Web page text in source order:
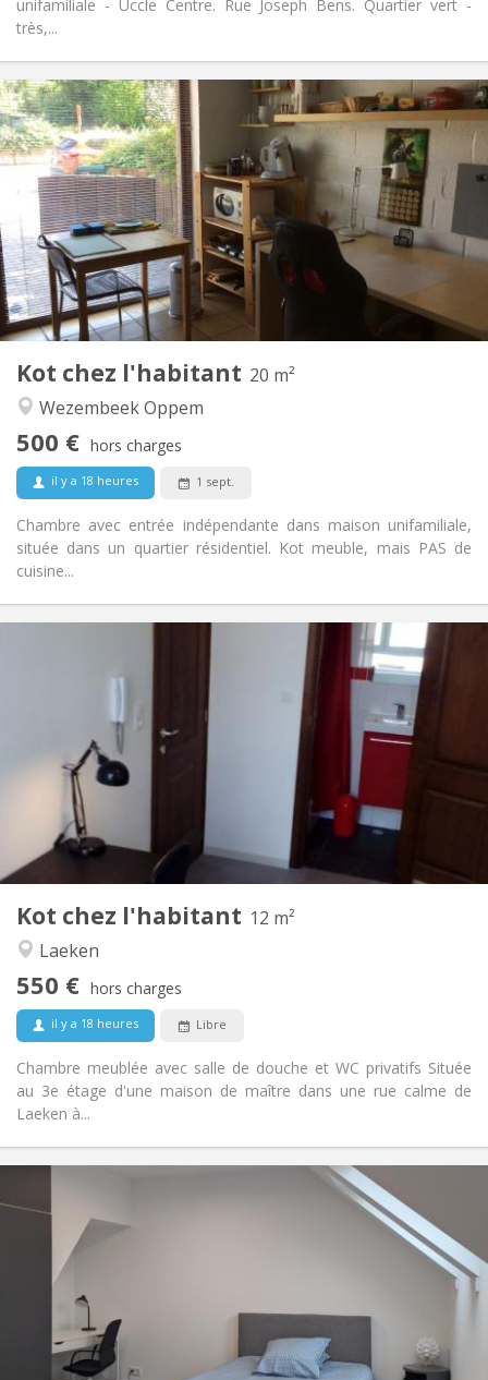
unifamiliale - Uccle Centre. Rue Joseph Bens. Quartier vert -
très,...
Kot chez l'habitant 20 m²
Wezembeek Oppem
500 € hors charges
il y a 18 heures 1 sept.
Chambre avec entrée indépendante dans maison unifamiliale,
située dans un quartier résidentiel. Kot meuble, mais PAS de
cuisine...
Infos Pratiques
Loyer:
500 €
Charges:
50 €
Durée:
12 mois, 11 mois, 10 mois, 5-6 mois
Domiciliation:
Non
Aménagement
Salle de bain:
Privée
Cuisine:
Dans la chambre
Superficie:
20 m
Pièces privées:
Studieuse, calme, chaleureuse
Kot chez l'habitant 12 m²
Laeken
550 € hors charges
il y a 18 heures Libre
Chambre meublée avec salle de douche et WC privatifs Située
au 3e étage d'une maison de maître dans une rue calme de
Laeken à...
Infos Pratiques
550 €
Charges:
50 €
12 mois, 11 mois, 10 mois, 5-6 mois, 3-4 mois,
vacances d'été, au mois
Domiciliation:
Non
Aménagement
Salle de bain:
Privée
Superficie:
12 m
Infos Pratiques
Loyer:
700 €
Charges:
150 €
Durée:
Domiciliation:
Salle de bain:
Privée